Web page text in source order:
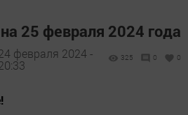
25 февраля 2024 года
февраля 2024 -
325 0 0